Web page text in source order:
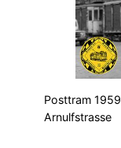
Posttram
Arnulfstrasse